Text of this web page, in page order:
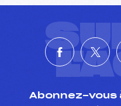
Abonnez-